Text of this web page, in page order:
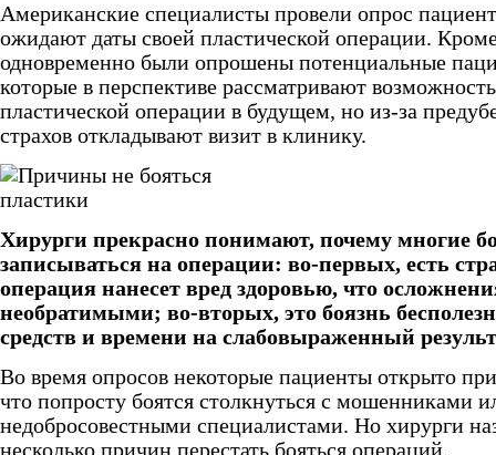
Американские специалисты провели опрос
ожидают даты своей пластической операции.
одновременно были опрошены потенциальные
которые в перспективе рассматривают возможность
пластической операции в будущем, но из-за
страхов откладывают визит в клинику.
Хирурги прекрасно понимают, почему многие
записываться на операции: во-первых, есть
операция нанесет вред здоровью, что
необратимыми; во-вторых, это боязнь
средств и времени на слабовыраженный
Во время опросов некоторые пациенты открыто
что попросту боятся столкнуться с мошенниками
недобросовестными специалистами. Но хирурги
несколько причин перестать бояться операций.